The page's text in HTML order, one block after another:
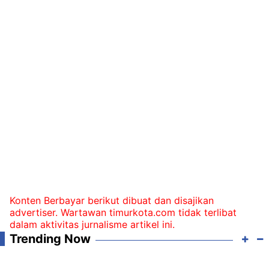
Konten Berbayar berikut dibuat dan disajikan
advertiser. Wartawan timurkota.com tidak terlibat
dalam aktivitas jurnalisme artikel ini.
Trending Now